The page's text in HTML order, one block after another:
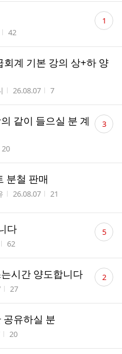
조회수
42
댓
글 1
계 기본 강의 상+하 양
작성시간
26.08.07 조회수
7
같이 들으실 분 계
조회수
20
댓
글 3
분철 판매
작성시간
26.08.07 조회수
21
다
조회수
62
댓
글 5
시간 양도합니다
조회수
27
댓
글 2
유하실 분
조회수
20